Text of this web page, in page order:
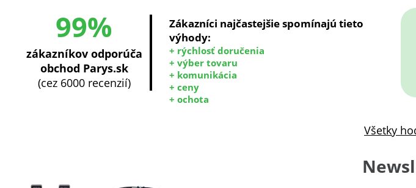
99%
zákazníkov odporúča
obchod Parys.sk
(cez 6000 recenzií)
Zákazníci najčastejšie spomínajú tieto
výhody:
+ rýchlosť doručenia
+ výber tovaru
+ komunikácia
+ ceny
+ ochota
Všetky